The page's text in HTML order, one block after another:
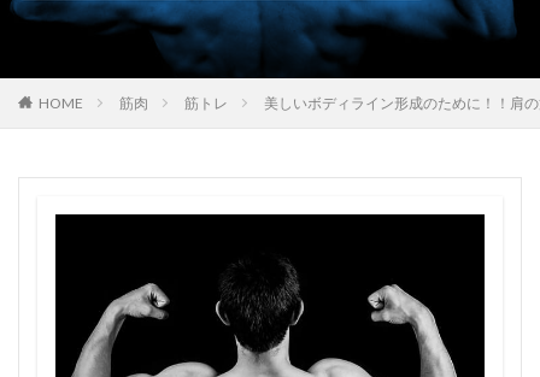
HOME 筋肉 筋トレ 美しいボディライン形成のために！！肩